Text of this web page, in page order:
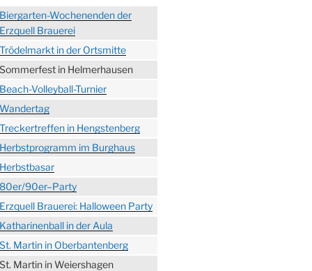
Wochenenden der
Brauerei
in der Ortsmitte
in Helmerhausen
Volleyball-Turnier
in Hengstenberg
im Burghaus
90er–Party
Brauerei: Halloween Party
in der Aula
Martin in Oberbantenberg
Martin in Weiershagen